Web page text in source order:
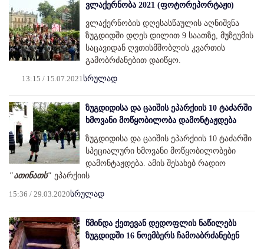
ვლაქერნობა 2021 (ფოტორეპორტაჟი)
ვლაქერნობის დღესასწაულის აღნიშვნა
ზუგდიდში დღეს დილით 9 საათზე, მუზეუმის
საცავიდან ღვთისმშობლის კვართის
გამობრძანებით დაიწყო.
13:15 / 15.07.2021სრულად
ზუგდიდისა და ცაიშის ეპარქიის 10 ტაძარში
ხმოვანი მოწყობილობა დამონტაჟდება
ზუგდიდისა და ცაიშის ეპარქიის 10 ტაძარში
სპეციალური ხმოვანი მოწყობილობები
დამონტაჟდება. ამის შესახებ რადიო
"ათინათს" ეპარქიის
15:36 / 29.03.2020სრულად
წმინდა ქეთევან დედოფლის ნაწილებს
ზუგდიდში 16 ნოემბერს ჩამოაბრძანებენ